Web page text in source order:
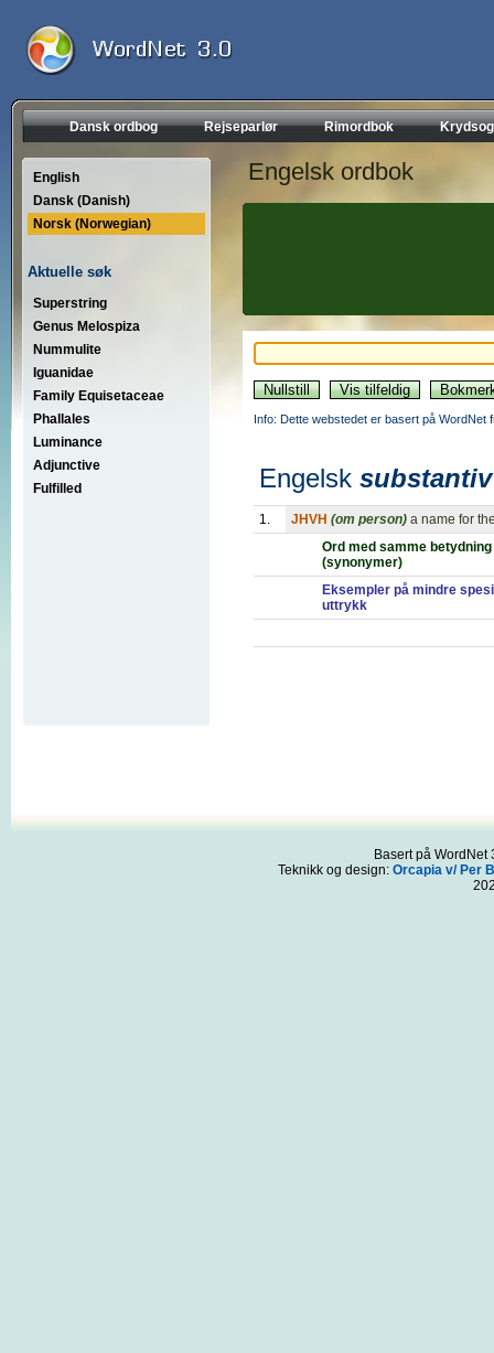
Dansk ordbog Rejseparlør Rimordbok
English
Dansk (Danish)
Norsk (Norwegian)
Aktuelle søk
Superstring
Genus Melospiza
Nummulite
Iguanidae
Family Equisetaceae
Phallales
Luminance
Adjunctive
Fulfilled
Engelsk ordbok
Info: Dette webstedet er basert på WordNet
Engelsk substantiv
1. JHVH (om person) a name for
Ord med samme betydning
(synonymer)
Eksempler på mindre
uttrykk
Basert på
Teknikk og design: Orcapia v/ Per